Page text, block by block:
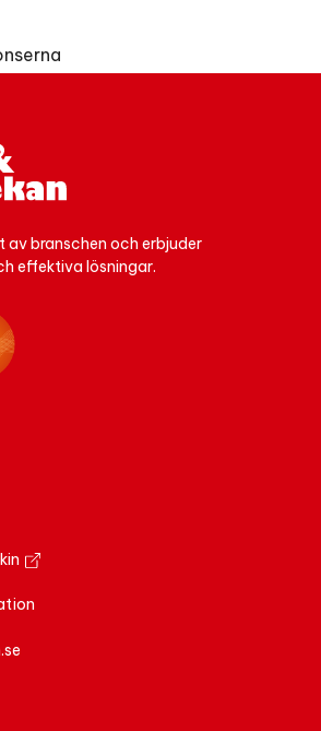
av branschen och erbjuder
effektiva lösningar.